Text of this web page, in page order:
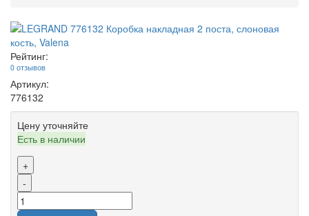
Рейтинг:
0 отзывов
Артикул:
776132
Цену уточняйте
Есть в наличии
+
-